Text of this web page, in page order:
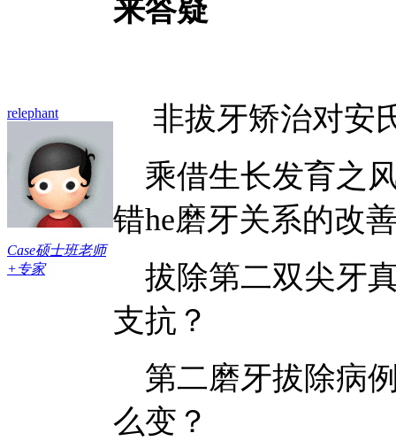
relephant
Case硕士班老师
+专家
来答疑
非拔牙矫治对安
乘借生长发育之
错he磨牙关系的改
拔除第二双尖牙
支抗？
第二磨牙拔除病
么变？